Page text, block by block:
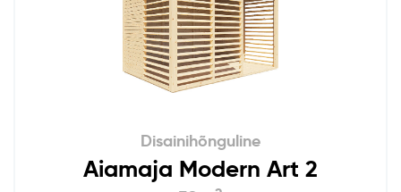
Disainihõnguline
Aiamaja Modern Art 2